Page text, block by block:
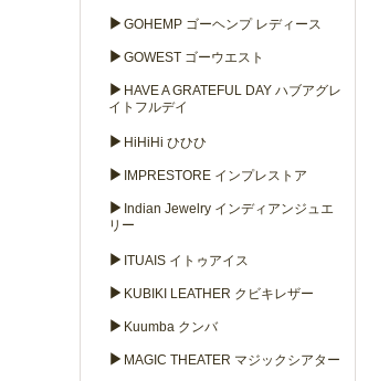
▶ GOHEMP ゴーヘンプ レディース
▶ GOWEST ゴーウエスト
▶ HAVE A GRATEFUL DAY ハブアグレ
イトフルデイ
▶ HiHiHi ひひひ
▶ IMPRESTORE インプレストア
▶ Indian Jewelry インディアンジュエ
リー
▶ ITUAIS イトゥアイス
▶ KUBIKI LEATHER クビキレザー
▶ Kuumba クンバ
▶ MAGIC THEATER マジックシアター